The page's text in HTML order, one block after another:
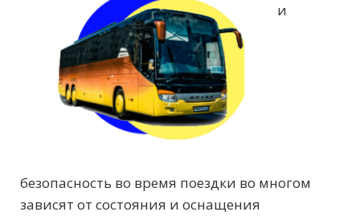
и
безопасность во время поездки во многом
зависят от состояния и оснащения